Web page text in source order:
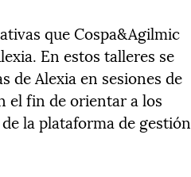
que Cospa&Agilmic
En estos talleres se
de Alexia en sesiones de
el fin de orientar a los
la plataforma de gestión